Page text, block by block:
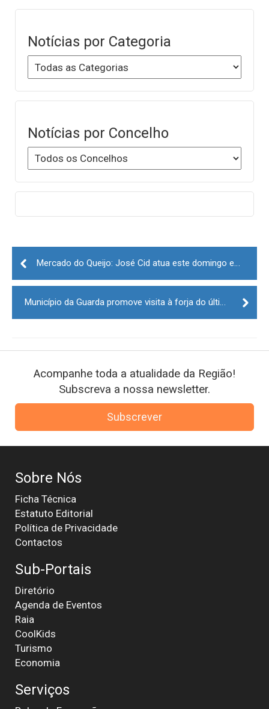
Notícias por Categoria
Notícias por Concelho
Post
navigation
Mercado do Queijo: José Cid atua este domingo em Gouveia
Município da Guarda promove visita à forja do último ferreiro que fabrica tesouras de tosquia
Acompanhe toda a atualidade da Região!
Subscreva a nossa newsletter.
Subscrever
Sobre Nós
Ficha Técnica
Estatuto Editorial
Política de Privacidade
Contactos
Sub-Portais
Diretório
Agenda de Eventos
Raia
CoolKids
Turismo
Economia
Serviços